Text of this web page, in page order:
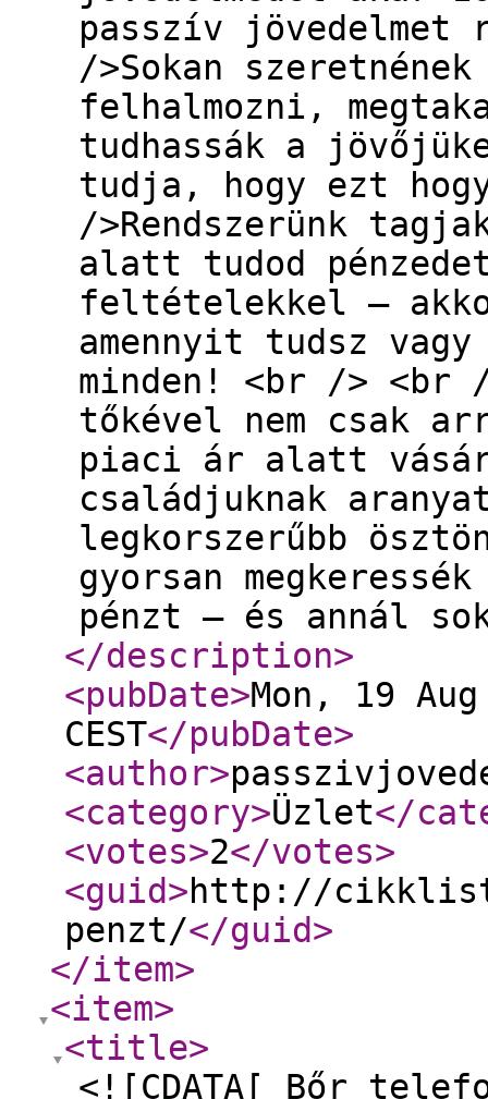
passzív
/>Sokan
felhalmozni,
tudhassák a
tudja, hogy ezt
/>Rendszerünk
alatt tudod
feltételekkel –
amennyit tudsz vagy
minden! <br /> <br
tőkével nem csak
piaci ár alatt
családjuknak
legkorszerűbb
gyorsan
pénzt – és annál
</description>
<pubDate>Mon, 19
CEST</pubDate>
<author>
<category>Üzlet</
<votes>2</votes>
<guid>http://
penzt/</guid>
</item>
<item>
<title>
<![CDATA[ Bőr